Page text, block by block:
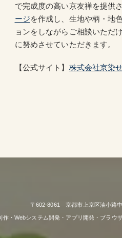
で完成度の高い京友禅を提供
ージを作成し、生地や柄・地
ョンをしながらご相談いただ
に努めさせていただきます。
【公式サイト】 株式会社京染
〒602-8061 京都市上京区油小
作・Webシステム開発・アプリ開発・ブラウ